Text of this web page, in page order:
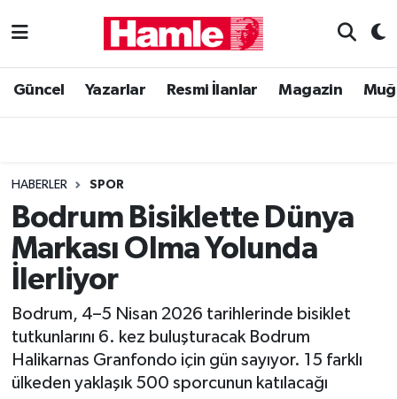
Güncel Yazarlar Resmi İlanlar Magazin
HABERLER SPOR
Bodrum Bisiklette Dünya
Markası Olma Yolunda
İlerliyor
Bodrum, 4–5 Nisan 2026 tarihlerinde bisiklet
tutkunlarını 6. kez buluşturacak Bodrum
Halikarnas Granfondo için gün sayıyor. 15 farklı
ülkeden yaklaşık 500 sporcunun katılacağı
Güncel
Magazin
Muğla Haber
Siyaset
Muğla Nöbetçi Eczaneler
Muğla Trafik Yoğunluk Haritası
Süper Lig Puan Durumu ve Fikstür
Tüm Manşetler
Son Dakika Haberleri
Haber Arşivi